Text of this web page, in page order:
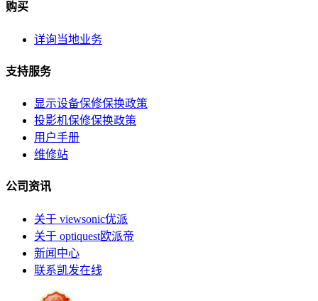
购买
详询当地业务
支持服务
显示设备保修保换政策
投影机保修保换政策
用户手册
维修站
公司资讯
关于 viewsonic优派
关于 optiquest欧派帝
新闻中心
联系凯发在线